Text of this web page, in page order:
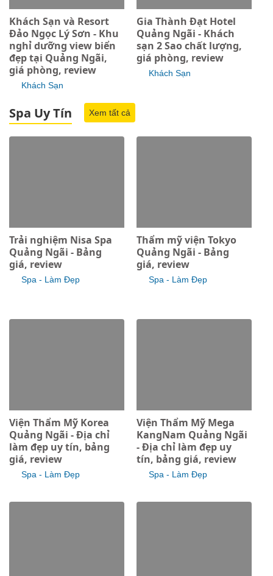
Khách Sạn và Resort
Đảo Ngọc Lý Sơn - Khu
nghỉ dưỡng view biển
đẹp tại Quảng Ngãi,
giá phòng, review
Khách Sạn
Gia Thành Đạt Hotel
Quảng Ngãi - Khách
sạn 2 Sao chất lượng,
giá phòng, review
Khách Sạn
Spa Uy Tín Xem tất cả
Trải nghiệm Nisa Spa
Quảng Ngãi - Bảng
giá, review
Spa - Làm Đẹp
Thẩm mỹ viện Tokyo
Quảng Ngãi - Bảng
giá, review
Spa - Làm Đẹp
Viện Thẩm Mỹ Korea
Quảng Ngãi - Địa chỉ
làm đẹp uy tín, bảng
giá, review
Spa - Làm Đẹp
Viện Thẩm Mỹ Mega
KangNam Quảng Ngãi
- Địa chỉ làm đẹp uy
tín, bảng giá, review
Spa - Làm Đẹp